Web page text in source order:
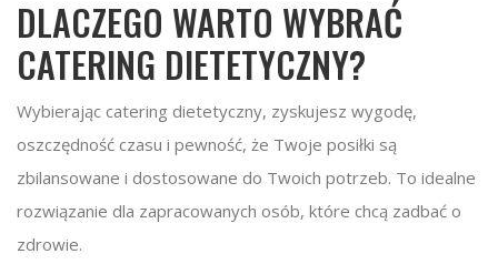
DLACZEGO WARTO WYBRAĆ
CATERING DIETETYCZNY?
Wybierając catering dietetyczny, zyskujesz wygodę,
oszczędność czasu i pewność, że Twoje posiłki są
zbilansowane i dostosowane do Twoich potrzeb. To idealne
rozwiązanie dla zapracowanych osób, które chcą zadbać o
zdrowie.